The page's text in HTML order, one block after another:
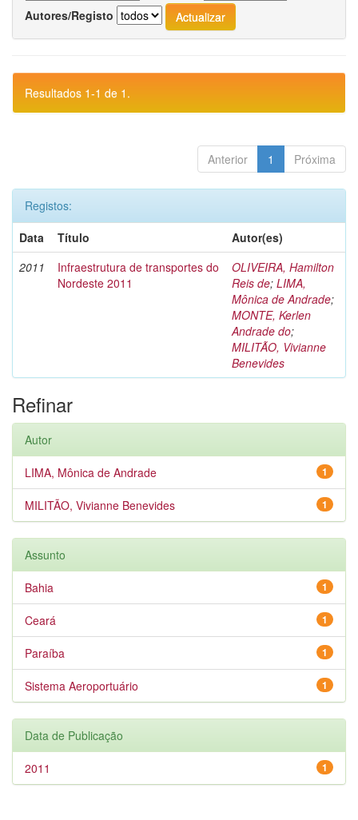
Autores/Registo
Resultados 1-1 de 1.
Anterior 1 Próxima
Registos:
Data
Título
Autor(es)
2011
Infraestrutura de transportes do
Nordeste 2011
OLIVEIRA, Hamilton
Reis de; LIMA,
Mônica de Andrade;
MONTE, Kerlen
Andrade do;
MILITÃO, Vivianne
Benevides
Refinar
Autor
1
LIMA, Mônica de Andrade
1
MILITÃO, Vivianne Benevides
Assunto
1
Bahia
1
Ceará
1
Paraíba
1
Sistema Aeroportuário
Data de Publicação
1
2011